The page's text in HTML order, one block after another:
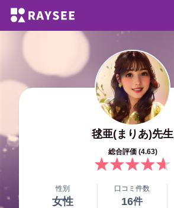
毬亜(まりあ)先生
総合評価 (4.63)
性別
女性
口コミ件数
16件